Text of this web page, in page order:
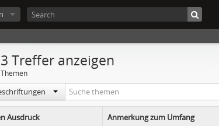
3 Treffer anzeigen
Themen
Ausdruck Anmerkung zum Umfang